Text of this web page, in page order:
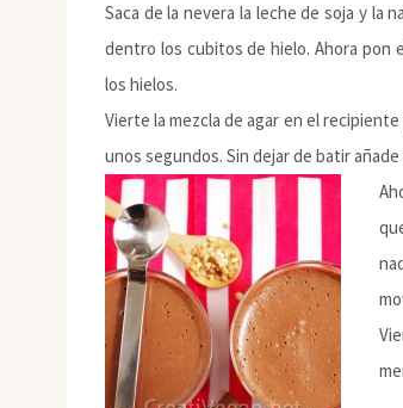
Saca de la nevera la leche de soja y la
dentro los cubitos de hielo. Ahora pon
los hielos.
Vierte la mezcla de agar en el
unos segundos. Sin dejar de batir